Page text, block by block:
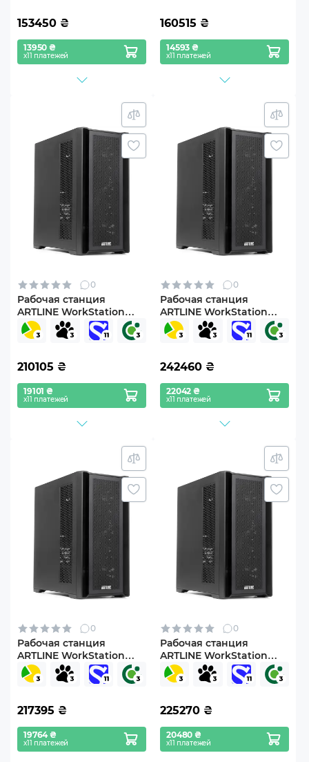
153450 ₴
13950 ₴
х11 платежей
160515 ₴
14593 ₴
х11 платежей
0
Рабочая станция
ARTLINE WorkStation
W96 Windows 11 Pro
(W96v158Win)
210105 ₴
19101 ₴
х11 платежей
0
Рабочая станция
ARTLINE WorkStation
W96 Windows 11 Pro
(W96v159Win)
242460 ₴
22042 ₴
х11 платежей
0
Рабочая станция
ARTLINE WorkStation
W96 (W96v160)
217395 ₴
19764 ₴
х11 платежей
0
Рабочая станция
ARTLINE WorkStation
W96 Windows 11 Pro
(W96v161Win)
225270 ₴
20480 ₴
х11 платежей